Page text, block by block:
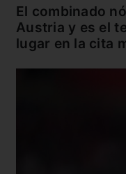
El combinado
Austria y es el
lugar en la cita